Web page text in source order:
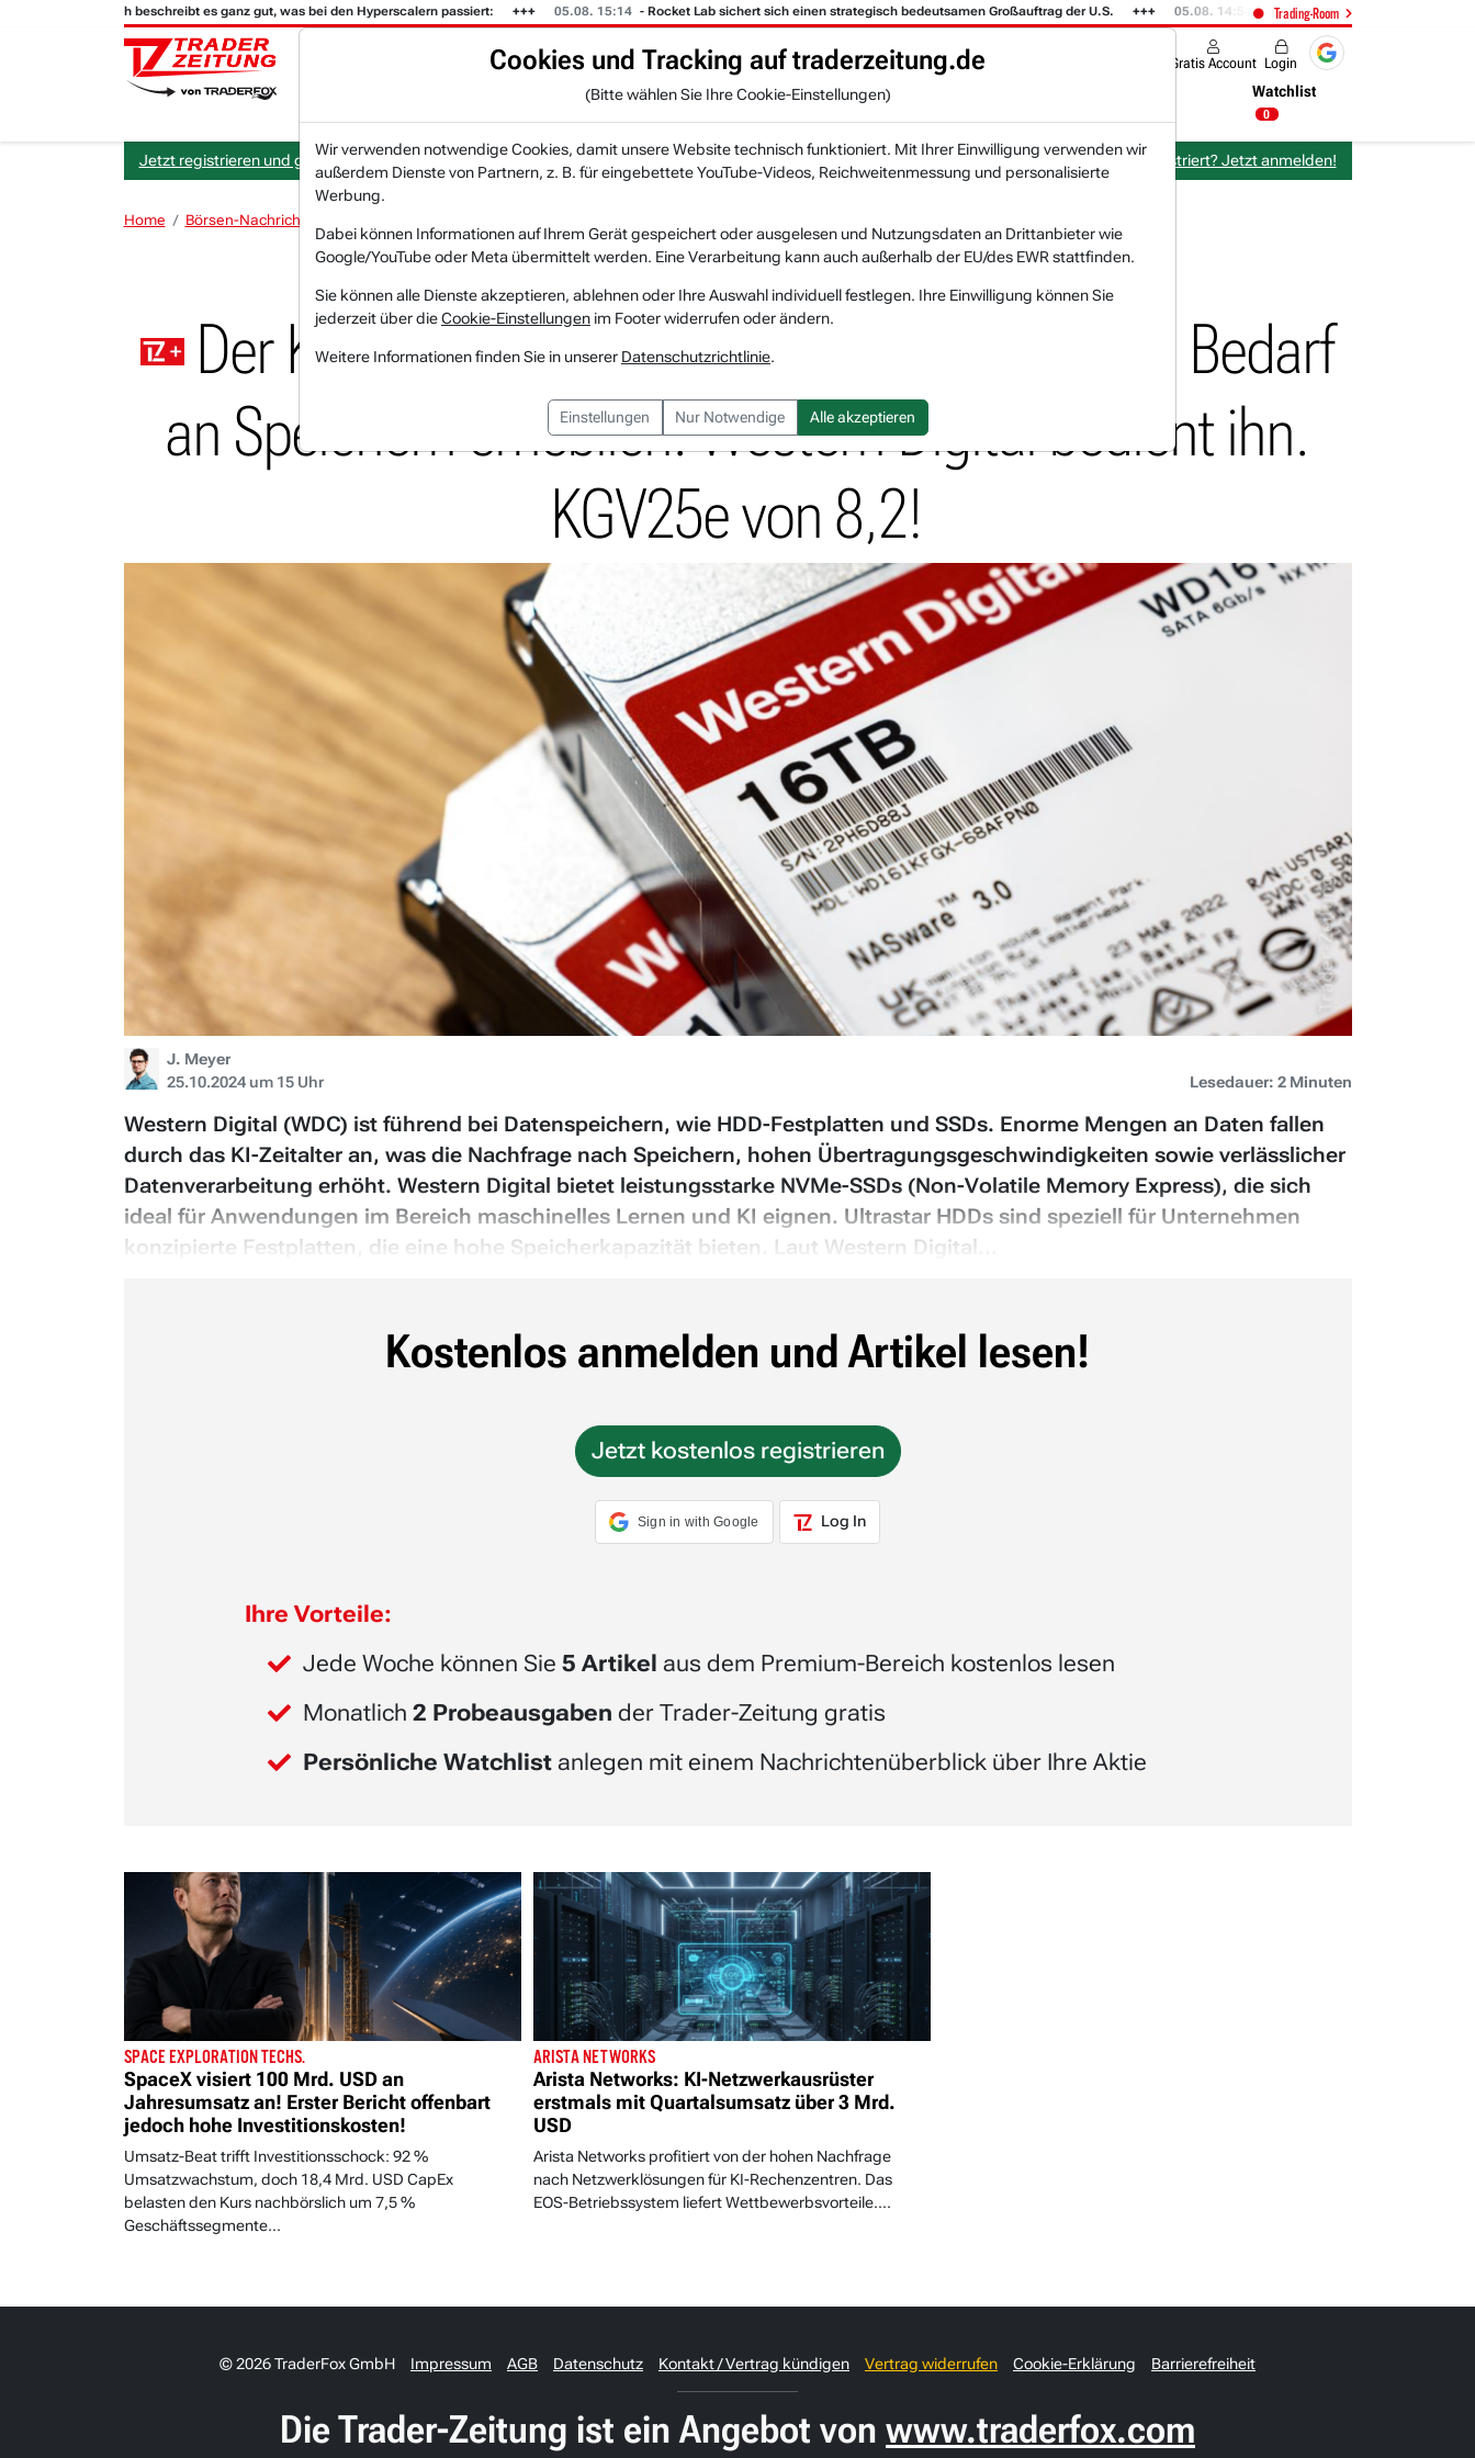
Trading-Room
Research beschreibt es ganz gut, was bei den Hyperscalern passiert: 05.08. 15:14 - Rocket Lab sichert sich einen strategisch bedeutsamen Großauftrag der U.S. 05.08. 14:54 Was Elon Musk in dieser Nacht zu
Gratis Account Login
KI-Agenten NEU Zeitung Rankings & Trends Watchlist
0
Jetzt registrieren und gratis Artikel lesen. Bereits bei TraderFox registriert? Jetzt anmelden!
Home Börsen-Nachrichten
Western Digital
Der KI-Datenzyklus steigert den langfristigen Bedarf
an Speichern erheblich. Western Digital bedient ihn.
KGV25e von 8,2!
J. Meyer
25.10.2024 um 15 Uhr
Lesedauer: 2 Minuten
Western Digital (WDC) ist führend bei Datenspeichern, wie HDD-Festplatten und SSDs. Enorme Mengen an Daten fallen
durch das KI-Zeitalter an, was die Nachfrage nach Speichern, hohen Übertragungsgeschwindigkeiten sowie verlässlicher
Datenverarbeitung erhöht. Western Digital bietet leistungsstarke NVMe-SSDs (Non-Volatile Memory Express), die sich
ideal für Anwendungen im Bereich maschinelles Lernen und KI eignen. Ultrastar HDDs sind speziell für Unternehmen
konzipierte Festplatten, die eine hohe Speicherkapazität bieten. Laut Western Digital...
Kostenlos anmelden und Artikel lesen!
Jetzt kostenlos registrieren
Sign in with Google Log In
Ihre Vorteile:
Jede Woche können Sie 5 Artikel aus dem Premium-Bereich kostenlos lesen
Monatlich 2 Probeausgaben der Trader-Zeitung gratis
Persönliche Watchlistanlegen mit einem Nachrichtenüberblick über Ihre Aktie
SPACE EXPLORATION TECHS.
SpaceX visiert 100 Mrd. USD an
Jahresumsatz an! Erster Bericht offenbart
jedoch hohe Investitionskosten!
Umsatz-Beat trifft Investitionsschock: 92 %
Umsatzwachstum, doch 18,4 Mrd. USD CapEx
belasten den Kurs nachbörslich um 7,5 %
Geschäftssegmente...
ARISTA NETWORKS
Arista Networks: KI-Netzwerkausrüster
erstmals mit Quartalsumsatz über 3 Mrd.
USD
Arista Networks profitiert von der hohen Nachfrage
nach Netzwerklösungen für KI-Rechenzentren. Das
EOS-Betriebssystem liefert Wettbewerbsvorteile....
© 2026 TraderFox GmbH Impressum AGB Datenschutz Kontakt / Vertrag kündigen Vertrag widerrufen Cookie-Erklärung Barrierefreiheit
Die Trader-Zeitung ist ein Angebot von www.traderfox.com
Cookies und Tracking auf traderzeitung.de
(Bitte wählen Sie Ihre Cookie-Einstellungen)
Wir verwenden notwendige Cookies, damit unsere Website technisch funktioniert. Mit Ihrer Einwilligung verwenden wir
außerdem Dienste von Partnern, z. B. für eingebettete YouTube-Videos, Reichweitenmessung und personalisierte
Werbung.
Dabei können Informationen auf Ihrem Gerät gespeichert oder ausgelesen und Nutzungsdaten an Drittanbieter wie
Google/YouTube oder Meta übermittelt werden. Eine Verarbeitung kann auch außerhalb der EU/des EWR stattfinden.
Sie können alle Dienste akzeptieren, ablehnen oder Ihre Auswahl individuell festlegen. Ihre Einwilligung können Sie
jederzeit über dieCookie-Einstellungen im Footer widerrufen oder ändern.
Weitere Informationen finden Sie in unserer Datenschutzrichtlinie.
Einstellungen Nur Notwendige Alle akzeptieren